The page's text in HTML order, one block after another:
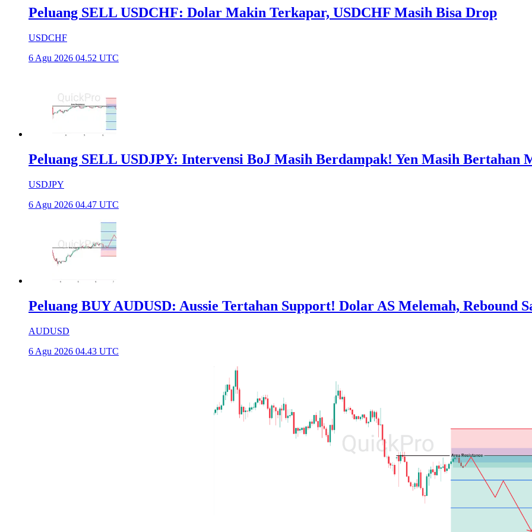
Peluang SELL USDCHF: Dolar Makin Terkapar, USDCHF Masih Bisa Drop
USDCHF
6 Agu 2026 04.52 UTC
Peluang SELL USDJPY: Intervensi BoJ Masih Berdampak! Yen Masih Bertahan
USDJPY
6 Agu 2026 04.47 UTC
Peluang BUY AUDUSD: Aussie Tertahan Support! Dolar AS Melemah, Rebound
AUDUSD
6 Agu 2026 04.43 UTC